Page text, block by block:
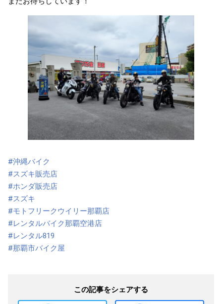
#沖縄バイク
#スズキ販売店
#ホンダ販売店
#スズキ
#モトフリークウイリー那覇店
#レンタルバイク那覇空港店
#レンタル819
#那覇市バイク屋
この記事をシェアする